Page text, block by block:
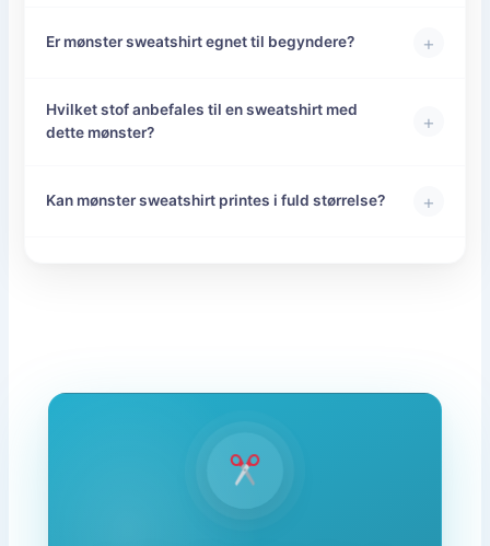
Er mønster sweatshirt egnet til begyndere? +
Hvilket stof anbefales til en sweatshirt med
dette mønster?
+
Kan mønster sweatshirt printes i fuld størrelse? +